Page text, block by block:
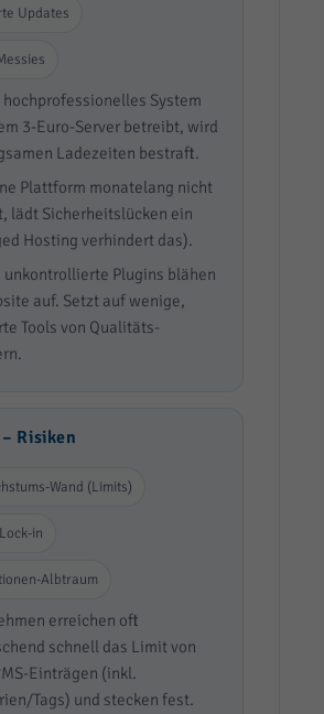
Updates
hochprofessionelles System
3-Euro-Server betreibt, wird
Ladezeiten bestraft.
Plattform monatelang nicht
lädt Sicherheitslücken ein
Hosting verhindert das).
unkontrollierte Plugins blähen
auf. Setzt auf wenige,
Tools von Qualitäts-
Risiken
Wand (Limits)
in
Albtraum
erreichen oft
schnell das Limit von
Einträgen (inkl.
Tags) und stecken fest.